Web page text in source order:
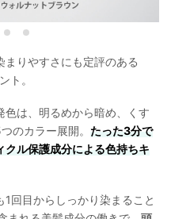
りやすさにも定評のある
ト。
は、明るめから暗め、くす
のカラー展開。 たった3分で
ル保護成分による色持ちキ
回目からしっかり染まること